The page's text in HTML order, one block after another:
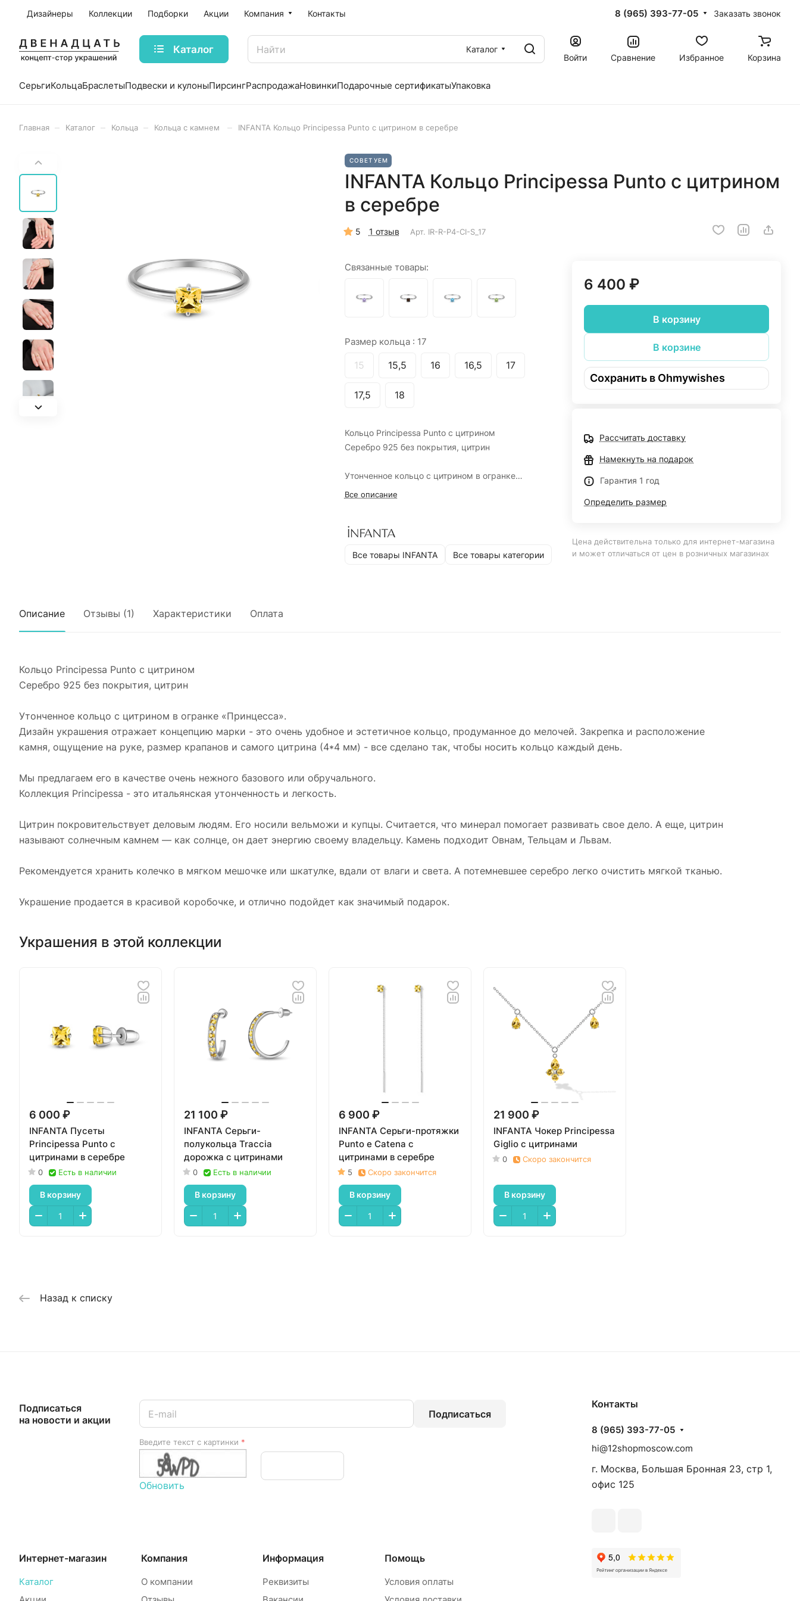
Дизайнеры Коллекции Подборки Акции Компания Контакты 8 (965) 393-77-05 Заказать звонок
Каталог
Каталог
Войти
Сравнение Избранное Корзина
СерьгиКольцаБраслетыПодвески и кулоныПирсингРаспродажаНовинкиПодарочные сертификатыУпаковка
Главная Каталог Кольца Кольца с камнем INFANTA Кольцо Principessa Punto с цитрином в серебре
СОВЕТУЕМ
INFANTA Кольцо Principessa Punto с цитрином
в серебре
5 1 отзыв Арт. IR-R-P4-CI-S_17
Связанные товары:
Размер кольца : 17
15 15,5 16 16,5 17
17,5 18
Кольцо Principessa Punto с цитрином
Серебро 925 без покрытия, цитрин
Утонченное кольцо с цитрином в огранке
«Принцесса».
продуманное до мелочей. Закрепка и
крапанов и самого цитрина (4*4 мм) - все
солнце, он дает энергию своему владельцу.
Камень подходит Овнам, Тельцам и Львам.
Рекомендуется хранить колечко в мягком
Украшение продается в красивой коробочке, и
Все описание
Все товары INFANTA Все товары категории
6 400 ₽
В корзину
В корзине
Сохранить в Ohmywishes
Рассчитать доставку
Намекнуть на подарок
Гарантия 1 год
Определить размер
Цена действительна только для интернет-магазина
и может отличаться от цен в розничных магазинах
Описание Отзывы (1) Характеристики Оплата
Кольцо Principessa Punto с цитрином
Серебро 925 без покрытия, цитрин
Утонченное кольцо с цитрином в огранке «Принцесса».
Дизайн украшения отражает концепцию марки - это очень удобное и эстетичное кольцо, продуманное до мелочей. Закрепка и расположение
камня, ощущение на руке, размер крапанов и самого цитрина (4*4 мм) - все сделано так, чтобы носить кольцо каждый день.
Мы предлагаем его в качестве очень нежного базового или обручального.
Коллекция Principessa - это итальянская утонченность и легкость.
Цитрин покровительствует деловым людям. Его носили вельможи и купцы. Считается, что минерал помогает развивать свое дело. А еще, цитрин
называют солнечным камнем — как солнце, он дает энергию своему владельцу. Камень подходит Овнам, Тельцам и Львам.
Рекомендуется хранить колечко в мягком мешочке или шкатулке, вдали от влаги и света. А потемневшее серебро легко очистить мягкой тканью.
Украшение продается в красивой коробочке, и отлично подойдет как значимый подарок.
Украшения в этой коллекции
6 000 ₽
INFANTA Пусеты
Principessa Punto с
цитринами в серебре
0 Есть в наличии
В корзину
21 100 ₽
INFANTA Серьги-
полукольца Traccia
дорожка с цитринами
0 Есть в наличии
В корзину
6 900 ₽
INFANTA Серьги-протяжки
Punto e Catena с
цитринами в серебре
5 Скоро закончится
В корзину
21 900 ₽
INFANTA Чокер Principessa
Giglio с цитринами
0 Скоро закончится
В корзину
Назад к списку
Подписаться
на новости и акции
Подписаться
Введите текст с картинки *
Обновить
Интернет-магазин
Каталог
Компания
О компании
Информация
Реквизиты
Помощь
Условия оплаты
Контакты
8 (965) 393-77-05
hi@12shopmoscow.com
г. Москва, Большая Бронная 23, стр 1,
офис 125